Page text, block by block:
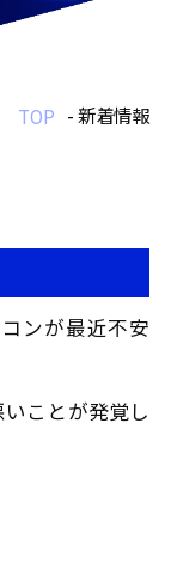
TOP - 新着情報
ンが最近不安
ことが発覚し